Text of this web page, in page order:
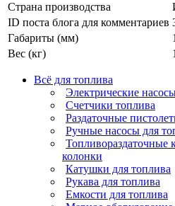
Страна производства
ID поста блога для комментариев
Габариты (мм)
Вес (кг)
Всё для топлива
Электрические
Счетчики топлива
Раздаточные
Ручные насосы для
Топливораздаточные
колонки
Катушки для топлива
Рукава для топлива
Емкости для топлива